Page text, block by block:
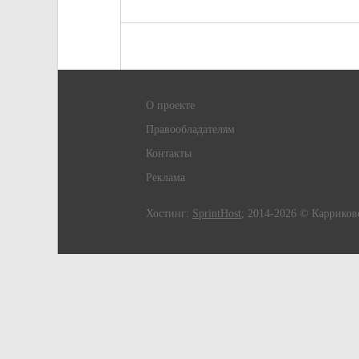
О проекте
Правообладателям
Контакты
Реклама
Хостинг: SprintHost; 2014-2026 ©